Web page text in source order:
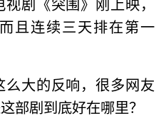
且连续三天排在第一
么大的反响，很多网友
部剧到底好在哪里？